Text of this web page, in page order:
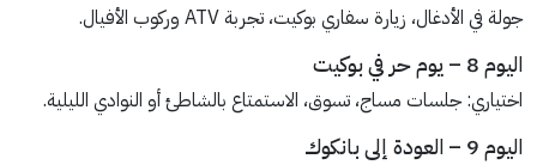
جولة في الأدغال، زيارة سفاري بوكيت، تجربة ATV وركوب الأفيال.
اليوم 8 – يوم حر في بوكيت
اختياري: جلسات مساج، تسوق، الاستمتاع بالشاطئ أو النوادي الليلية.
اليوم 9 – العودة إلى بانكوك